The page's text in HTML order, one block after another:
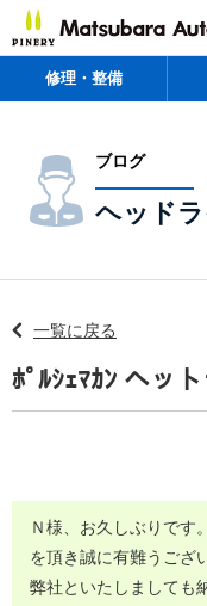
修理・整備
ブログ
ヘッド
一覧に戻る
ﾎﾟﾙｼｪﾏｶﾝ ヘッ
Ｎ様、お久しぶりです
を頂き誠に有難うござ
弊社といたしましても